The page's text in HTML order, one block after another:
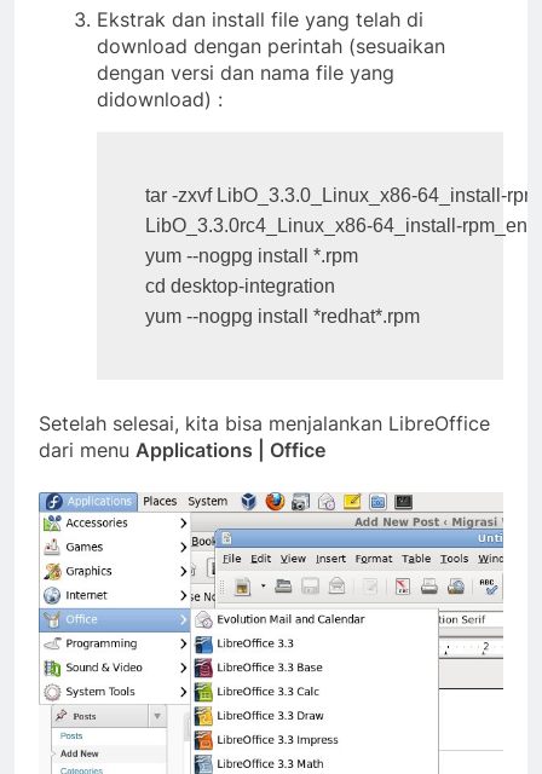
Ekstrak dan install file yang telah di
download dengan perintah (sesuaikan
dengan versi dan nama file yang
didownload) :
tar -zxvf LibO_3.3.0_Linux_x86-64_install-
LibO_3.3.0rc4_Linux_x86-64_install-rpm_en-
yum --nogpg install *.rpm
cd desktop-integration
Setelah selesai, kita bisa menjalankan LibreOffice
dari menu Applications | Office